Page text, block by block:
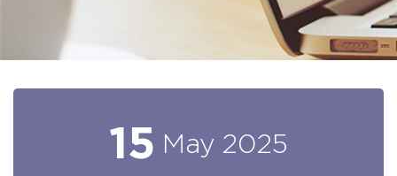
15 May 2025